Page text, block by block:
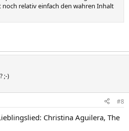
noch relativ einfach den wahren Inhalt
;-)
#8
Christina Aguilera, The